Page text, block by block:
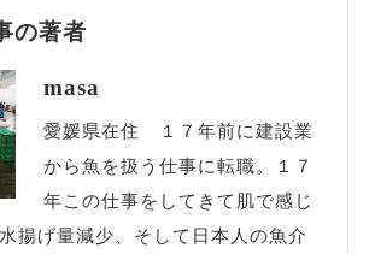
の著者
masa
愛媛県在住 １７年前に建設業
から魚を扱う仕事に転職。１７
年この仕事をしてきて肌で感じ
揚げ量減少、そして日本人の魚介